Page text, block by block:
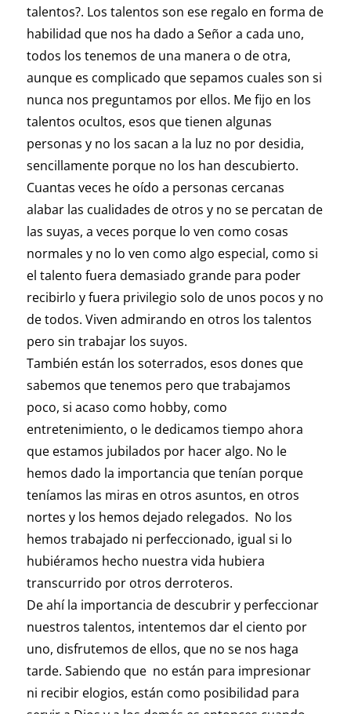
talentos?. Los talentos son ese regalo en forma de
habilidad que nos ha dado a Señor a cada uno,
todos los tenemos de una manera o de otra,
aunque es complicado que sepamos cuales son si
nunca nos preguntamos por ellos. Me fijo en los
talentos ocultos, esos que tienen algunas
personas y no los sacan a la luz no por desidia,
sencillamente porque no los han descubierto.
Cuantas veces he oído a personas cercanas
alabar las cualidades de otros y no se percatan de
las suyas, a veces porque lo ven como cosas
normales y no lo ven como algo especial, como si
el talento fuera demasiado grande para poder
recibirlo y fuera privilegio solo de unos pocos y no
de todos. Viven admirando en otros los talentos
pero sin trabajar los suyos.
También están los soterrados, esos dones que
sabemos que tenemos pero que trabajamos
poco, si acaso como hobby, como
entretenimiento, o le dedicamos tiempo ahora
que estamos jubilados por hacer algo. No le
hemos dado la importancia que tenían porque
teníamos las miras en otros asuntos, en otros
nortes y los hemos dejado relegados. No los
hemos trabajado ni perfeccionado, igual si lo
hubiéramos hecho nuestra vida hubiera
transcurrido por otros derroteros.
De ahí la importancia de descubrir y perfeccionar
nuestros talentos, intentemos dar el ciento por
uno, disfrutemos de ellos, que no se nos haga
tarde. Sabiendo que no están para impresionar
ni recibir elogios, están como posibilidad para